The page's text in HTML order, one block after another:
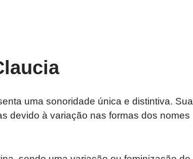
uma sonoridade única e distintiva. Sua
devido à variação nas formas dos nomes